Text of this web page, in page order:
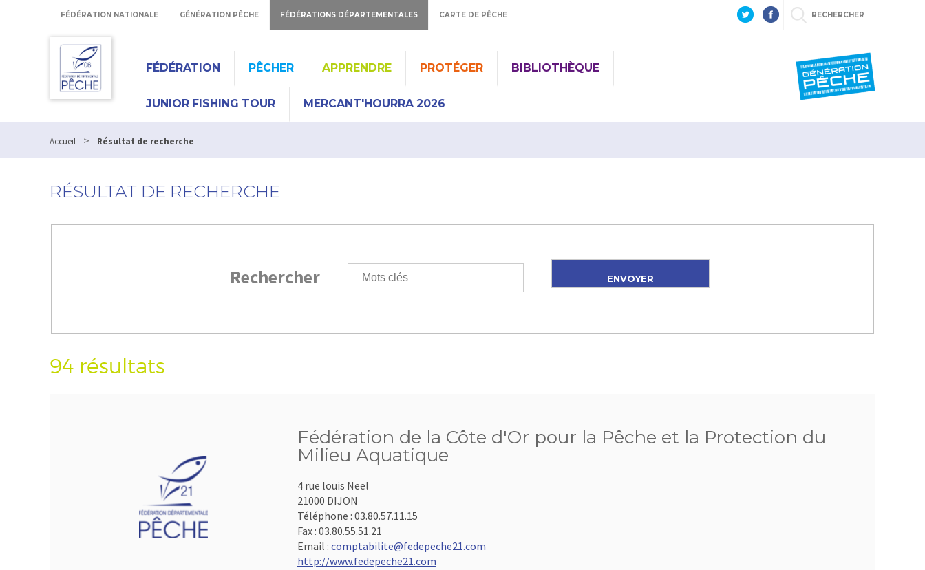
FÉDÉRATION NATIONALE GÉNÉRATION PÊCHE FÉDÉRATIONS DÉPARTEMENTALES CARTE DE PÊCHE RECHERCHER
FÉDÉRATION PÊCHER APPRENDRE PROTÉGER BIBLIOTHÈQUE
JUNIOR FISHING TOUR MERCANT'HOURRA 2026
Accueil > Résultat de recherche
RÉSULTAT DE RECHERCHE
Rechercher
94 résultats
Fédération de la Côte d'Or pour la Pêche et la Protection du
Milieu Aquatique
4 rue louis Neel
21000 DIJON
Téléphone : 03.80.57.11.15
Fax : 03.80.55.51.21
Email : comptabilite@fedepeche21.com
http://www.fedepeche21.com